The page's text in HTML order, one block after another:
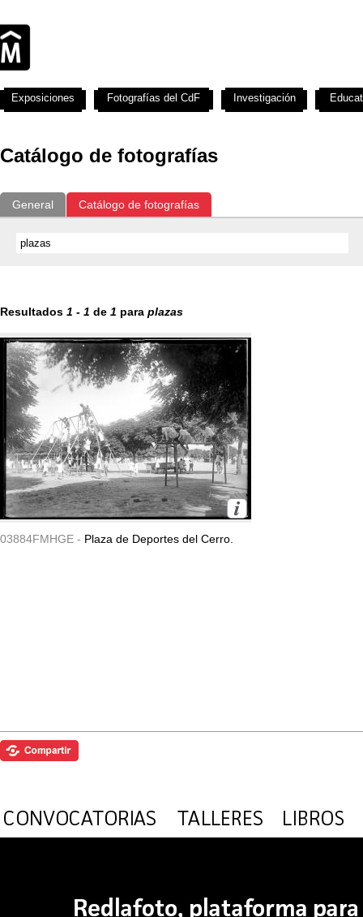
Catálogo de fotografías
General Catálogo de fotografías
Resultados 1 - 1 de 1 para plazas
03884FMHGE - Plaza de Deportes del Cerro.
Exposiciones Fotografías del CdF Investigación